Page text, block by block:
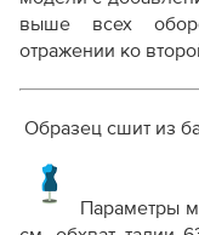
выше всех
отражении ко
Образец сшит из
Параметры